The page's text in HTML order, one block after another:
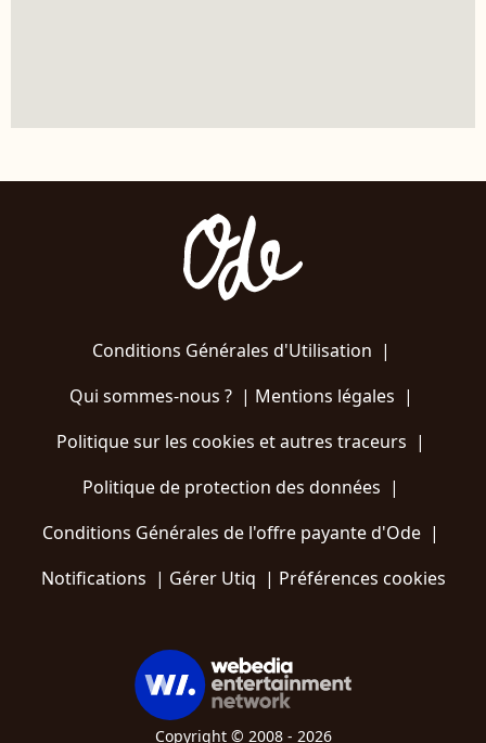
Conditions Générales d'Utilisation |
Qui sommes-nous ?| Mentions légales |
Politique sur les cookies et autres traceurs |
Politique de protection des données |
Conditions Générales de l'offre payante d'Ode |
Notifications | Gérer Utiq | Préférences cookies
Copyright © 2008 - 2026